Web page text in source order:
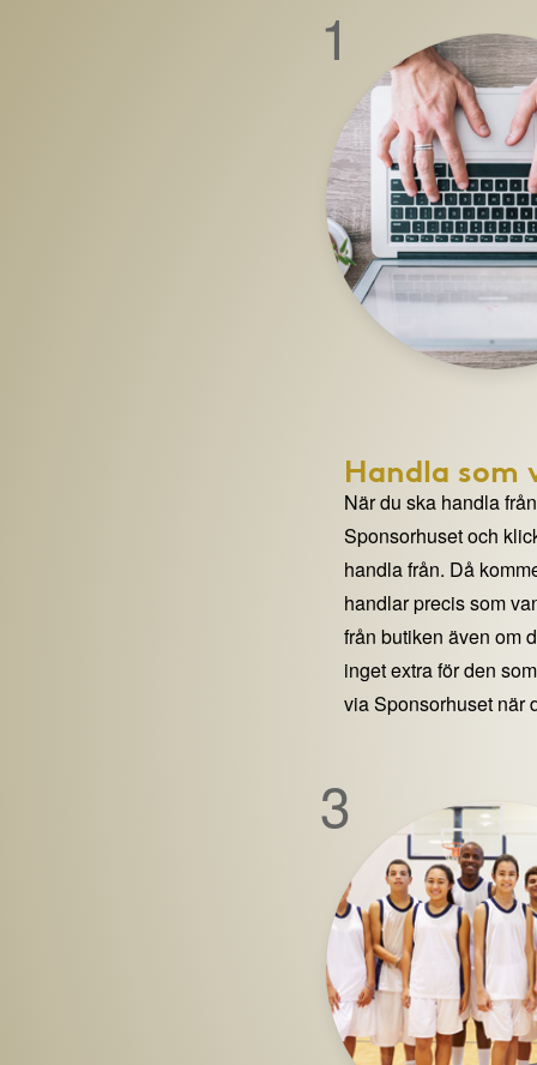
1
Handla som
När du ska handla
Sponsorhuset och
handla från. Då
handlar precis som
från butiken även om
inget extra för den
via Sponsorhuset när
3